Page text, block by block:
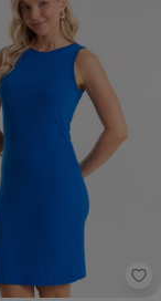
Vestido Curto